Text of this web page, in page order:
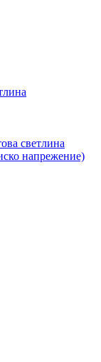
светлина
напрежение)